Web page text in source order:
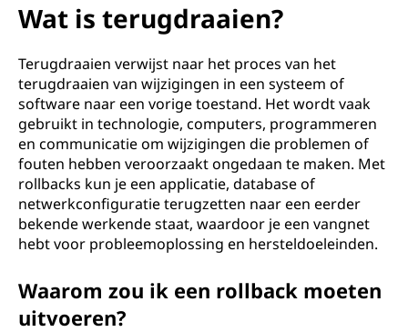
Wat is terugdraaien?
Terugdraaien verwijst naar het proces van het
terugdraaien van wijzigingen in een systeem of
software naar een vorige toestand. Het wordt vaak
gebruikt in technologie, computers, programmeren
en communicatie om wijzigingen die problemen of
fouten hebben veroorzaakt ongedaan te maken. Met
rollbacks kun je een applicatie, database of
netwerkconfiguratie terugzetten naar een eerder
bekende werkende staat, waardoor je een vangnet
hebt voor probleemoplossing en hersteldoeleinden.
Waarom zou ik een rollback moeten
uitvoeren?